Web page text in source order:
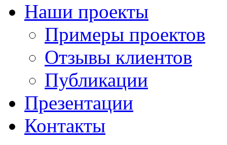
Наши проекты
Примеры проектов
Отзывы клиентов
Публикации
Презентации
Контакты